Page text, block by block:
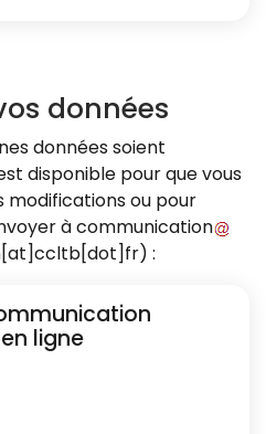
données
données soient
disponible pour que vous
modifications ou pour
àcommunication
:
ligne